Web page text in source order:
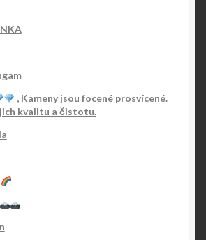
, Kameny jsou focené prosvícené.
kvalitu a čistotu.